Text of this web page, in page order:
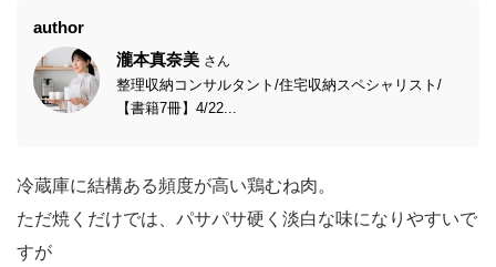
author
瀧本真奈美 さん
整理収納コンサルタント/住宅収納スペシャリスト/
【書籍7冊】4/22...
冷蔵庫に結構ある頻度が高い鶏むね肉。
ただ焼くだけでは、パサパサ硬く淡白な味になりやすいで
すが